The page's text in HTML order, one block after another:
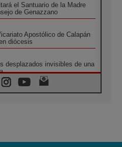
el Santuario de la Madre
de Genazzano
Apostólico de Calapán
diócesis
desplazados invisibles de una
el Papa León señalará